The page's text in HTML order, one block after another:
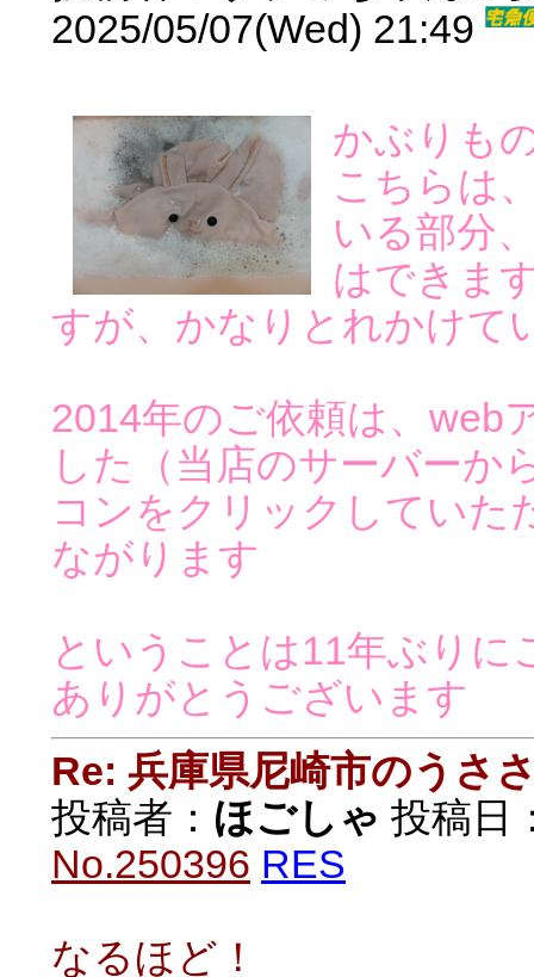
2025/05/07(Wed) 21:49
かぶりも
こちらは
いる部分
はできま
すが、かなりとれかけて
2014年のご依頼は、web
した（当店のサーバーか
コンをクリックしていた
ながります
ということは11年ぶりに
ありがとうございます
Re: 兵庫県尼崎市のうさ
投稿者： ほごしゃ 投稿日
No.250396 RES
なるほど！